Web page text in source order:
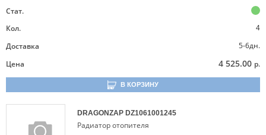
Стат.
Кол.
4
Доставка
5-6дн.
Цена
4 525.00 р.
В КОРЗИНУ
DRAGONZAP DZ1061001245
Радиатор отопителя